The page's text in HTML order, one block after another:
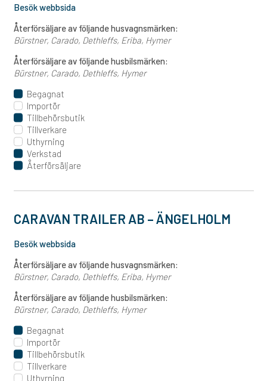
Besök webbsida
Återförsäljare av följande husvagnsmärken:
Bürstner Carado Dethleffs Eriba Hymer
Återförsäljare av följande husbilsmärken:
Bürstner Carado Dethleffs Hymer
Begagnat
Importör
Tillbehörsbutik
Tillverkare
Uthyrning
Verkstad
Återförsäljare
CARAVAN TRAILER AB – ÄNGELHOLM
Besök webbsida
Återförsäljare av följande husvagnsmärken:
Bürstner Carado Dethleffs Eriba Hymer
Återförsäljare av följande husbilsmärken:
Bürstner Carado Dethleffs Hymer
Begagnat
Importör
Tillbehörsbutik
Tillverkare
Uthyrning